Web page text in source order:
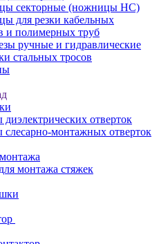
секторные (ножницы НС)
для резки кабельных
и полимерных труб
ручные и гидравлические
стальных тросов
отверток
монтажных отверток
монтажа стяжек